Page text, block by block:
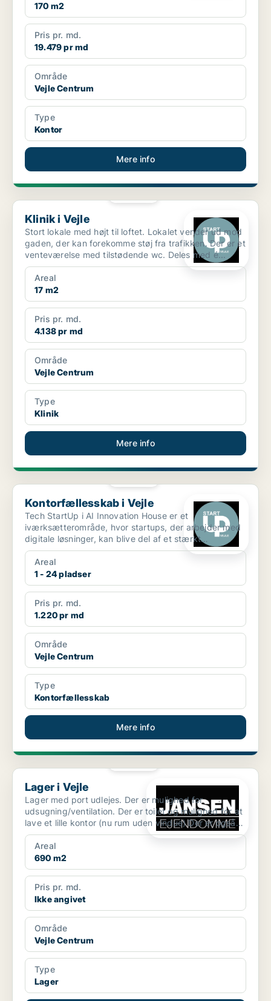
170 m2
Pris pr. md.
19.479 pr md
Område
Vejle Centrum
Type
Kontor
Mere info
Klinik i Vejle
Klinik i Vejle
Stort lokale med højt til loftet. Lokalet vender ud mod
gaden, der kan forekomme støj fra trafikken. Der er et
venteværelse med tilstødende wc. Deles med é...
Areal
17 m2
Pris pr. md.
4.138 pr md
Område
Vejle Centrum
Type
Klinik
Mere info
Kontorfællesskab i Vejle
Kontorfællesskab i Vejle
Tech StartUp i AI Innovation House er et
iværksætterområde, hvor startups, der arbejder med
digitale løsninger, kan blive del af et stærkt
økosystem. I Te...
Areal
1 - 24 pladser
Pris pr. md.
1.220 pr md
Område
Vejle Centrum
Type
Kontorfællesskab
Mere info
Lager i Vejle
Lager i Vejle
Lager med port udlejes. Der er mulighed for
udsugning/ventilation. Der er toilet og mulighed for at
lave et lille kontor (nu rum uden vindue) Der er også
mul...
Areal
690 m2
Pris pr. md.
Ikke angivet
Område
Vejle Centrum
Type
Lager